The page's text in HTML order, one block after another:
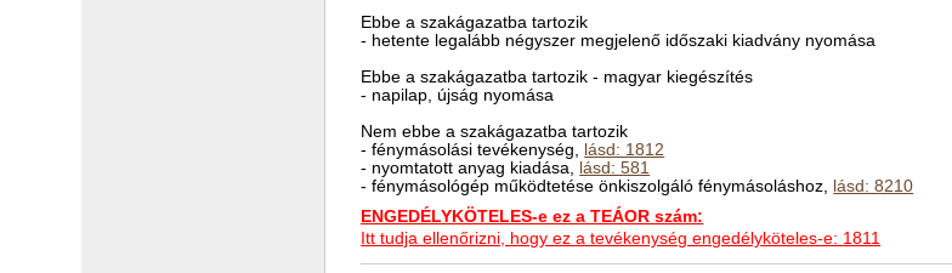
Ebbe a szakágazatba tartozik
- hetente legalább négyszer megjelenő időszaki kiadvány nyomása
Ebbe a szakágazatba tartozik - magyar kiegészítés
- napilap, újság nyomása
Nem ebbe a szakágazatba tartozik
- fénymásolási tevékenység, lásd: 1812
- nyomtatott anyag kiadása, lásd: 581
- fénymásológép működtetése önkiszolgáló fénymásoláshoz, lásd: 8210
ENGEDÉLYKÖTELES-e ez a TEÁOR szám:
Itt tudja ellenőrizni, hogy ez a tevékenység engedélyköteles-e: 1811